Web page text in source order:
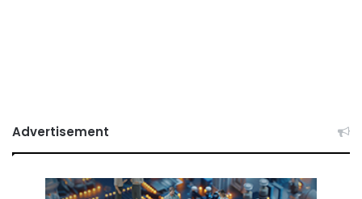
Advertisement